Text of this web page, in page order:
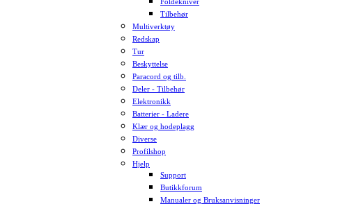
Foldekniver
Tilbehør
Multiverktøy
Redskap
Tur
Beskyttelse
Paracord og tilb.
Deler - Tilbehør
Elektronikk
Batterier - Ladere
Klær og hodeplagg
Diverse
Profilshop
Hjelp
Support
Butikkforum
Manualer og Bruksanvisninger